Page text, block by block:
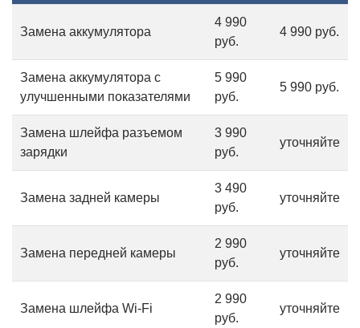
Замена аккумулятора
4 990
руб.
4 990 руб.
Замена аккумулятора с
улучшенными показателями
5 990
руб.
5 990 руб.
Замена шлейфа разъемом
зарядки
3 990
руб.
уточняйте
Замена задней камеры
3 490
руб.
уточняйте
Замена передней камеры
2 990
руб.
уточняйте
Замена шлейфа Wi-Fi
2 990
руб.
уточняйте